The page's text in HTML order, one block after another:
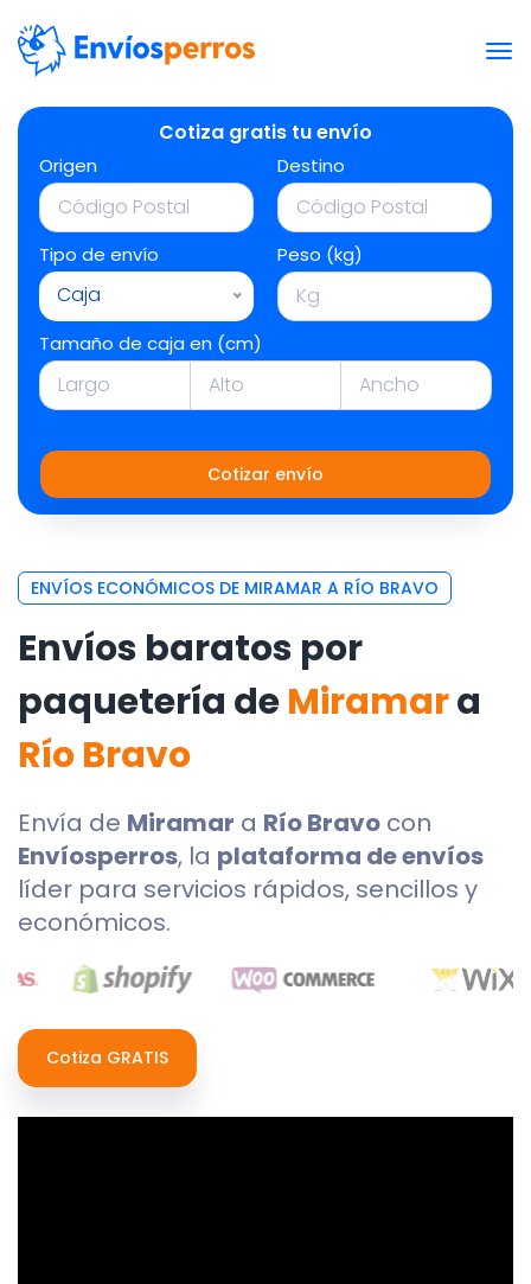
Cotiza gratis tu envío
Origen Destino
Tipo de envío
Caja
Peso (kg)
Tamaño de caja en (cm)
Cotizar envío
ENVÍOS ECONÓMICOS DE MIRAMAR A RÍO BRAVO
Envíos baratos por
paquetería deMiramara
Río Bravo
Envía de Miramar a Río Bravo con
Envíosperros, la plataforma de envíos
líder para servicios rápidos, sencillos y
económicos.
Cotiza GRATIS